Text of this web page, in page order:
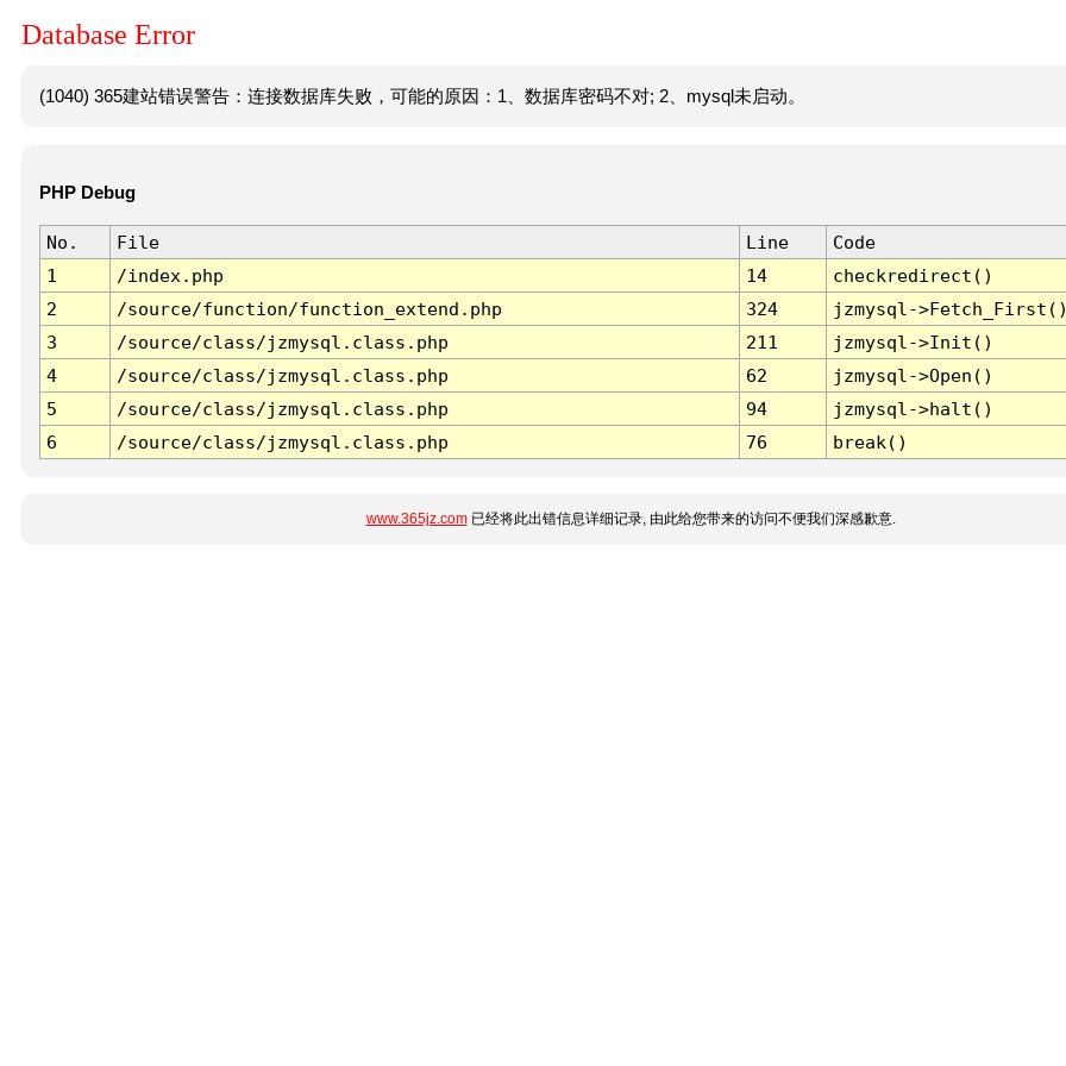
Database Error
(1040) 365建站错误警告：连接数据库失败，可能的原因：1、数据库密码不对; 2、mysql未启动。
PHP Debug
No. File Line
Code
1
/index.php 14
checkredirect()
2
/source/function/function_extend.php 324
jzmysql-
3
/source/class/jzmysql.class.php 211
jzmysql->Init()
4
/source/class/jzmysql.class.php 62
jzmysql->Open()
5
/source/class/jzmysql.class.php 94
jzmysql->halt()
6
/source/class/jzmysql.class.php 76 break()
www.365jz.com已经将此出错信息详细记录, 由此给您带来的访问不便我们深感歉意.